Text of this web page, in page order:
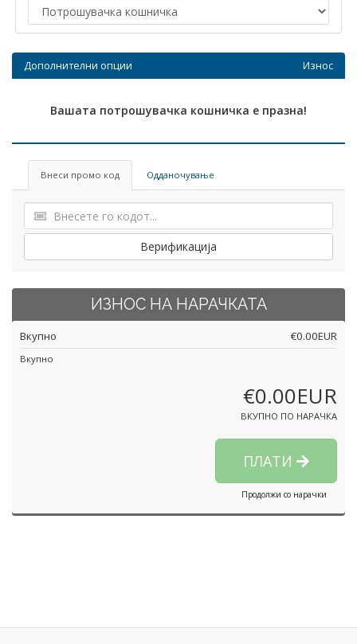
Дополнителни опции Износ
Вашата потрошувачка кошничка е празна!
Внеси промо код Одданочување
Верификација
ИЗНОС НА НАРАЧКАТА
Вкупно €0.00EUR
Вкупно
€0.00EUR
ВКУПНО ПО НАРАЧКА
ПЛАТИ
Продолжи со нарачки